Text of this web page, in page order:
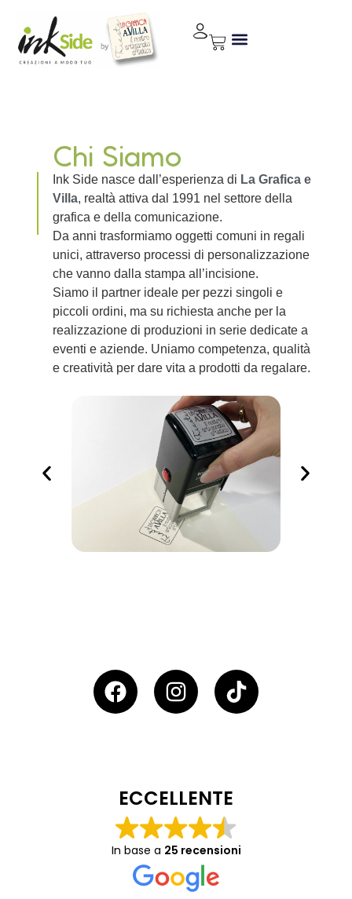
Chi Siamo
Ink Side nasce dall’esperienza di La Grafica e
Villa, realtà attiva dal 1991 nel settore della
grafica e della comunicazione.
Da anni trasformiamo oggetti comuni in regali
unici, attraverso processi di personalizzazione
che vanno dalla stampa all’incisione.
Siamo il partner ideale per pezzi singoli e
piccoli ordini, ma su richiesta anche per la
realizzazione di produzioni in serie dedicate a
eventi e aziende. Uniamo competenza, qualità
e creatività per dare vita a prodotti da regalare.
ECCELLENTE
In base a 25 recensioni